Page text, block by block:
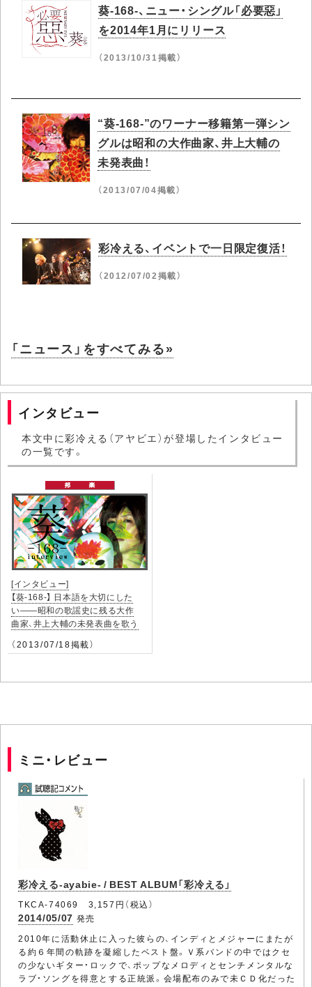
葵-168-、ニュー・シングル「必要惡」
を2014年1月にリリース
（2013/10/31掲載）
“葵-168-”のワーナー移籍第一弾シン
グルは昭和の大作曲家、井上大輔の
未発表曲！
（2013/07/04掲載）
彩冷える、イベントで一日限定復活！
（2012/07/02掲載）
「ニュース」をすべてみる»
インタビュー
本文中に彩冷える（アヤビエ）が登場したインタビュー
の一覧です。
[インタビュー]
【葵-168-】 日本語を大切にした
い――昭和の歌謡史に残る大作
曲家、井上大輔の未発表曲を歌う
（2013/07/18掲載）
ミニ・レビュー
彩冷える-ayabie- / BEST ALBUM「彩冷える」
TKCA-74069 3,157円（税込）
2014/05/07 発売
2010年に活動休止に入った彼らの、インディとメジャーにまたが
る約６年間の軌跡を凝縮したベスト盤。Ｖ系バンドの中ではクセ
の少ないギター・ロックで、ポップなメロディとセンチメンタルな
ラブ・ソングを得意とする正統派。会場配布のみで未ＣＤ化だった